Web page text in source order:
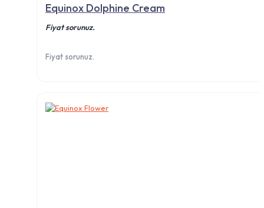
Equinox Dolphine Cream
Fiyat sorunuz.
Fiyat sorunuz.